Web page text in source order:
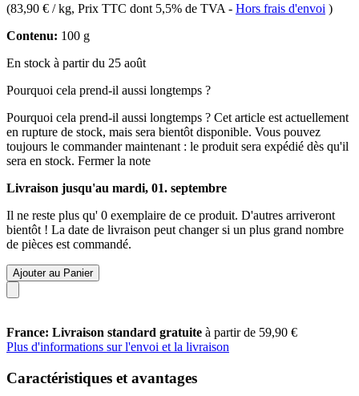
(83,90 € / kg, Prix TTC dont 5,5% de TVA - Hors frais d'envoi )
Contenu: 100 g
En stock à partir du 25 août
Pourquoi cela prend-il aussi longtemps ?
Pourquoi cela prend-il aussi longtemps ? Cet article est actuellement
en rupture de stock, mais sera bientôt disponible. Vous pouvez
toujours le commander maintenant : le produit sera expédié dès qu'il
sera en stock. Fermer la note
Livraison jusqu'au mardi, 01. septembre
Il ne reste plus qu' 0 exemplaire de ce produit. D'autres arriveront
bientôt ! La date de livraison peut changer si un plus grand nombre
de pièces est commandé.
Ajouter au Panier
France: Livraison standard gratuite à partir de 59,90 €
Plus d'informations sur l'envoi et la livraison
Caractéristiques et avantages